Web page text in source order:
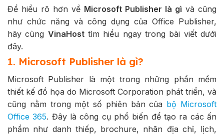
Để hiểu rõ hơn về Microsoft Publisher là gì và cũng
như chức năng và công dụng của Office Publisher,
hãy cùng VinaHosttìm hiểu ngay trong bài viết dưới
đây.
1. Microsoft Publisher là gì?
Microsoft Publisher là một trong những phần mềm
thiết kế đồ họa do Microsoft Corporation phát triển, và
cũng nằm trong một số phiên bản của bộ Microsoft
Office 365. Đây là công cụ phổ biến để tạo ra các ấn
phẩm như danh thiếp, brochure, nhãn địa chỉ, lịch,